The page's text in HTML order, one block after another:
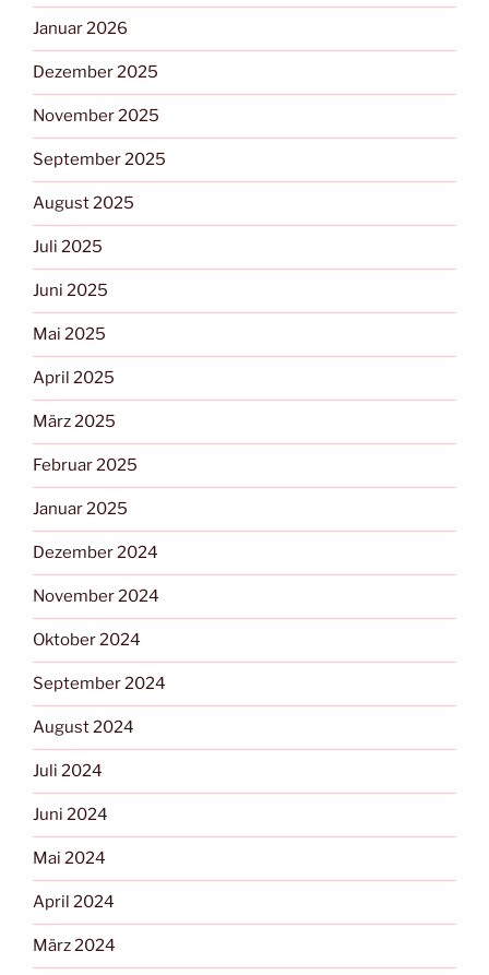
Januar 2026
Dezember 2025
November 2025
September 2025
August 2025
Juli 2025
Juni 2025
Mai 2025
April 2025
März 2025
Februar 2025
Januar 2025
Dezember 2024
November 2024
Oktober 2024
September 2024
August 2024
Juli 2024
Juni 2024
Mai 2024
April 2024
März 2024